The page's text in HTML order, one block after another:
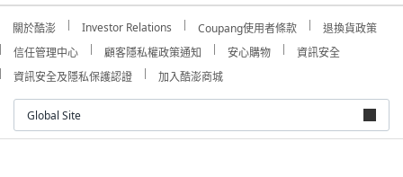
關於酷澎 Investor Relations Coupang使用者條款
退換貨政策
信任管理中心
顧客隱私權政策通知 安心購物
資訊安全
資訊安全及隱私保護認證
加入酷澎商城
Global Site